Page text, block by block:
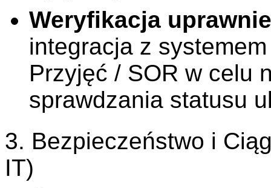
Weryfikacja
integracja z
Przyjęć / SOR w celu
sprawdzania statusu
3. Bezpieczeństwo i
IT)